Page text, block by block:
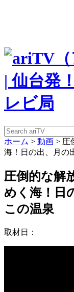
ホーム > 動画 > 圧
海！日の出、月の
圧倒的な解
めく海！日
この温泉
取材日：